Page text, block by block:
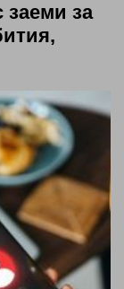
заеми за